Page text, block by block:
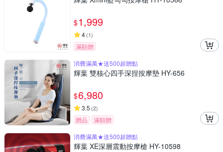
$1,999
4(1)
滿額贈
消費滿萬★送500超贈點
輝葉 雙核心四手深捏按摩墊 HY-656
$6,980
3.5 (2)
贈品 滿額贈
消費滿萬★送500超贈點
輝葉 XE深層震動按摩槍 HY-10598